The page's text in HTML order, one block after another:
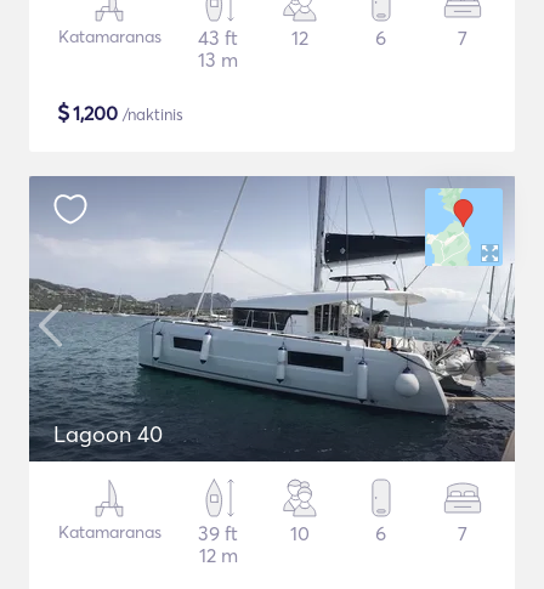
Katamaranas
43 ft
13 m
12 6 7
$1,200 /naktinis
Lagoon 40
Katamaranas
39 ft
12 m
10 6 7